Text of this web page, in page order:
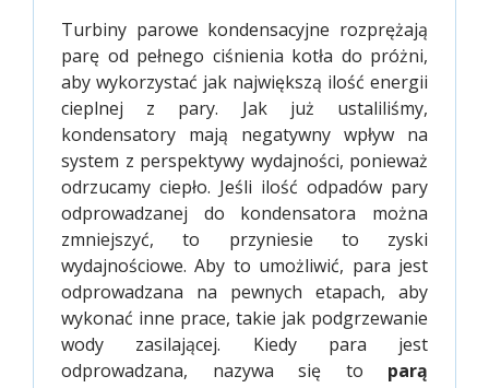
Turbiny parowe kondensacyjne rozprężają
parę od pełnego ciśnienia kotła do próżni,
aby wykorzystać jak największą ilość energii
cieplnej z pary. Jak już ustaliliśmy,
kondensatory mają negatywny wpływ na
system z perspektywy wydajności, ponieważ
odrzucamy ciepło. Jeśli ilość odpadów pary
odprowadzanej do kondensatora można
zmniejszyć, to przyniesie to zyski
wydajnościowe. Aby to umożliwić, para jest
odprowadzana na pewnych etapach, aby
wykonać inne prace, takie jak podgrzewanie
wody zasilającej. Kiedy para jest
odprowadzana, nazywa się to parą